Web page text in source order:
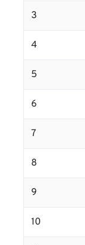
3
4
5
6
7
8
9
10